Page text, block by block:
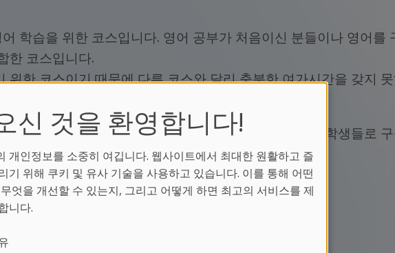
학습을 위한 코스입니다. 영어 공부가 처음이신 분들이나 영어를
한 코스입니다.
한 코스이기 때문에 다른 코스와 달리 충분한 여가시간을 갖지
효과적으로 영어실력 향상시킬 것입니다.
최대 14명으로 제한하고 있습니다. 세계 각지에서 오는 학생들로
신 것을 환영합니다!
개인정보를 소중히 여깁니다. 웹사이트에서 최대한 원활하고 즐
기 위해 쿠키 및 유사 기술을 사용하고 있습니다. 이를 통해 어떤
엇을 개선할 수 있는지, 그리고 어떻게 하면 최고의 서비스를 제
니다.